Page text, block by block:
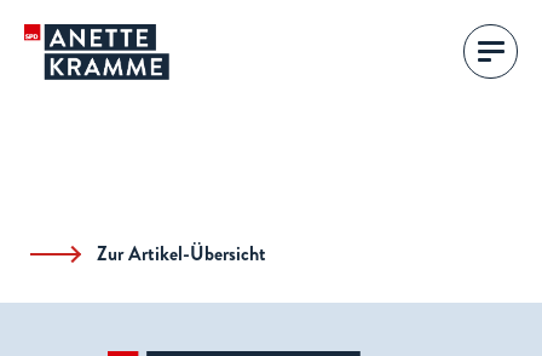
Zur Artikel-Übersicht